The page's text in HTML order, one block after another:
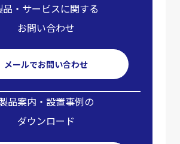
品・サービスに関する
お問い合わせ
メールでお問い合わせ
品案内・設置事例の
ダウンロード